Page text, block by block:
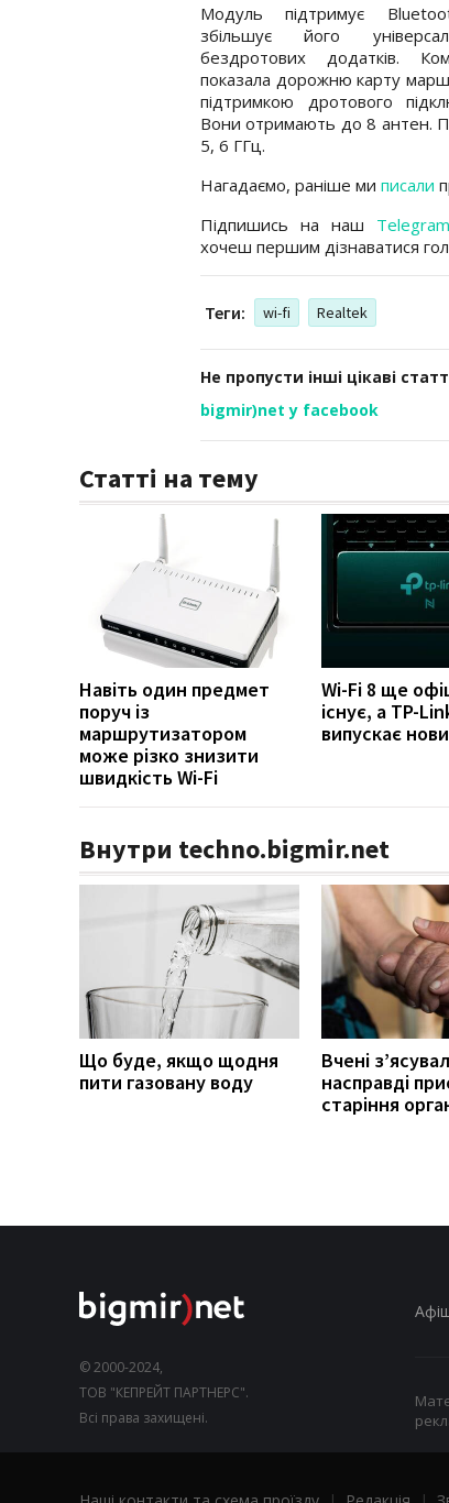
Модуль підтримує
збільшує його
бездротових додатків.
показала дорожню карту
підтримкою дротового
Вони отримають до 8 антен.
5, 6 ГГц.
Нагадаємо, раніше ми писали
Підпишись на наш
хочеш першим дізнаватися
Теги: wi-fi Realtek
Не пропусти інші цікаві
bigmir)net у facebook
Статті на тему
Навіть один предмет
поруч із
маршрутизатором
може різко знизити
швидкість Wi-Fi
Wi-Fi 8 ще
існує, а TP-
випускає
Внутри techno.bigmir.net
Що буде, якщо щодня
пити газовану воду
Вчені
насправді
старіння
© 2000-2024,
ТОВ "КЕПРЕЙТ ПАРТНЕРС".
Всі права захищені.